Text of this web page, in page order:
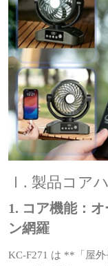
Ⅰ. 製品コア
1. コア機能：
ン網羅
KC‑F271 は **「屋